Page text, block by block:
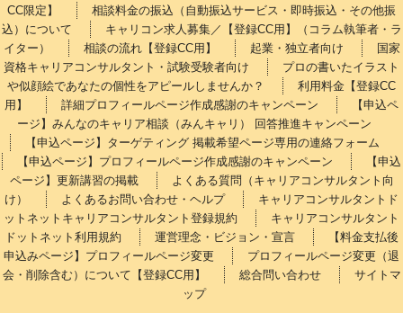
CC限定】
相談料金の振込（自動振込サービス・即時振込・その他振
込）について
キャリコン求人募集／【登録CC用】（コラム執筆者・ラ
イター）
相談の流れ【登録CC用】 起業・独立者向け
国家
資格キャリアコンサルタント・試験受験者向け
プロの書いたイラスト
や似顔絵であなたの個性をアピールしませんか？
利用料金【登録CC
用】
詳細プロフィールページ作成感謝のキャンペーン
【申込ペ
ージ】みんなのキャリア相談（みんキャリ） 回答推進キャンペーン
【申込ページ】ターゲティング 掲載希望ページ専用の連絡フォーム
【申込ページ】プロフィールページ作成感謝のキャンペーン
【申込
ページ】更新講習の掲載
よくある質問（キャリアコンサルタント向
け）
よくあるお問い合わせ・ヘルプ
キャリアコンサルタントド
ットネットキャリアコンサルタント登録規約
キャリアコンサルタント
ドットネット利用規約
運営理念・ビジョン・宣言
【料金支払後
申込みページ】プロフィールページ変更
プロフィールページ変更（退
会・削除含む）について【登録CC用】
総合問い合わせ
サイトマ
ップ